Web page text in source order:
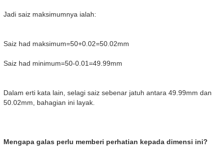
Jadi saiz maksimumnya ialah:
Saiz had maksimum=50+0.02=50.02mm
Saiz had minimum=50-0.01=49.99mm
Dalam erti kata lain, selagi saiz sebenar jatuh antara 49.99mm dan
50.02mm, bahagian ini layak.
Mengapa galas perlu memberi perhatian kepada dimensi ini?